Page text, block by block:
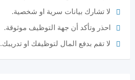
لا تشارك بيانات سرية او شخصية.
احذر وتأكد أن جهة التوظيف موثوقة.
لا تقم بدفع المال لتوظيفك او تدريبك.